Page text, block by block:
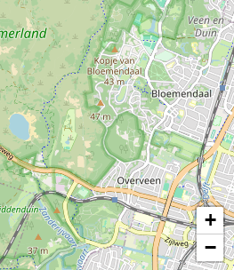
+
−